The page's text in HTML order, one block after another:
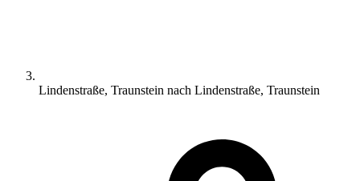
Lindenstraße, Traunstein nach Lindenstraße, Traunstein